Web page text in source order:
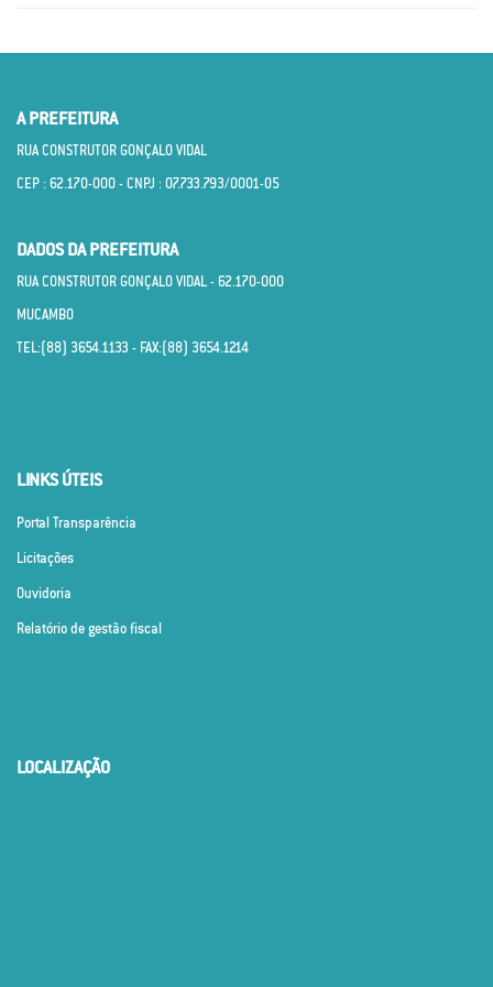
A PREFEITURA
RUA CONSTRUTOR GONÇALO VIDAL
CEP : 62.170­-000 - CNPJ : 07.733.793/0001­-05
DADOS DA PREFEITURA
RUA CONSTRUTOR GONÇALO VIDAL - 62.170­-000
MUCAMBO
TEL:(88) 3654.1133 - FAX:(88) 3654.1214
LINKS ÚTEIS
Portal Transparência
Licitações
Ouvidoria
Relatório de gestão fiscal
LOCALIZAÇÃO